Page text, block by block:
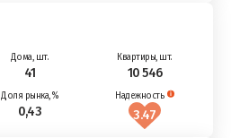
41 10 546
0,43 3.47